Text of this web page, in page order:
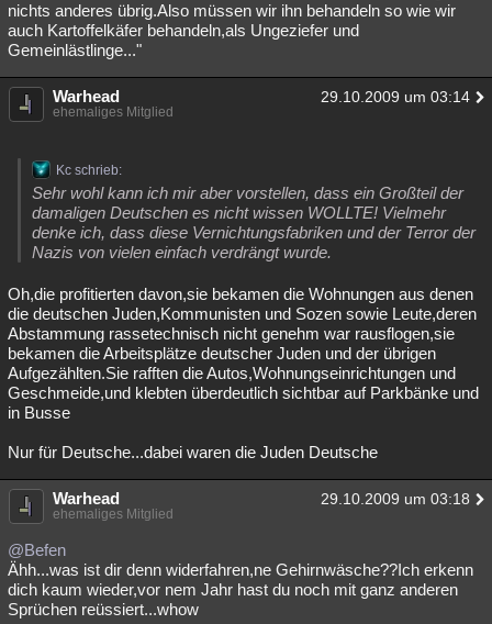
nichts anderes übrig.Also müssen wir ihn behandeln so wie wir
auch Kartoffelkäfer behandeln,als Ungeziefer und
Gemeinlästlinge..."
Warhead 29.10.2009 um 03:14
ehemaliges Mitglied
Kc schrieb:
Sehr wohl kann ich mir aber vorstellen, dass ein Großteil der
damaligen Deutschen es nicht wissen WOLLTE! Vielmehr
denke ich, dass diese Vernichtungsfabriken und der Terror der
Nazis von vielen einfach verdrängt wurde.
Oh,die profitierten davon,sie bekamen die Wohnungen aus denen
die deutschen Juden,Kommunisten und Sozen sowie Leute,deren
Abstammung rassetechnisch nicht genehm war rausflogen,sie
bekamen die Arbeitsplätze deutscher Juden und der übrigen
Aufgezählten.Sie rafften die Autos,Wohnungseinrichtungen und
Geschmeide,und klebten überdeutlich sichtbar auf Parkbänke und
in Busse
Nur für Deutsche...dabei waren die Juden Deutsche
Warhead 29.10.2009 um 03:18
ehemaliges Mitglied
@Befen
Ähh...was ist dir denn widerfahren,ne Gehirnwäsche??Ich erkenn
dich kaum wieder,vor nem Jahr hast du noch mit ganz anderen
Sprüchen reüssiert...whow